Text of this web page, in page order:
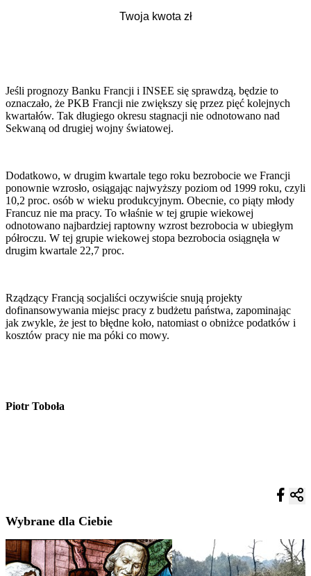
Jeśli prognozy Banku Francji i INSEE się sprawdzą, będzie to
oznaczało, że PKB Francji nie zwiększy się przez pięć kolejnych
kwartałów. Tak długiego okresu stagnacji nie odnotowano nad
Sekwaną od drugiej wojny światowej.
Dodatkowo, w drugim kwartale tego roku bezrobocie we Francji
ponownie wzrosło, osiągając najwyższy poziom od 1999 roku, czyli
10,2 proc. osób w wieku produkcyjnym. Obecnie, co piąty młody
Francuz nie ma pracy. To właśnie w tej grupie wiekowej
odnotowano najbardziej raptowny wzrost bezrobocia w ubiegłym
półroczu. W tej grupie wiekowej stopa bezrobocia osiągnęła w
drugim kwartale 22,7 proc.
Rządzący Francją socjaliści oczywiście snują projekty
dofinansowywania miejsc pracy z budżetu państwa, zapominając
jak zwykle, że jest to błędne koło, natomiast o obniżce podatków i
kosztów pracy nie ma póki co mowy.
Piotr Toboła
Wybrane dla Ciebie